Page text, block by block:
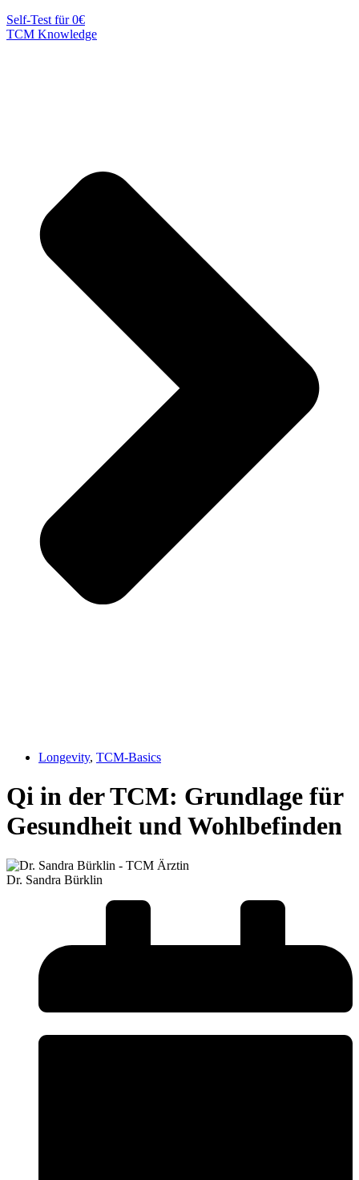
Self-Test für 0€
TCM Knowledge
Longevity, TCM-Basics
Qi in der TCM: Grundlage für
Gesundheit und Wohlbefinden
Dr. Sandra Bürklin